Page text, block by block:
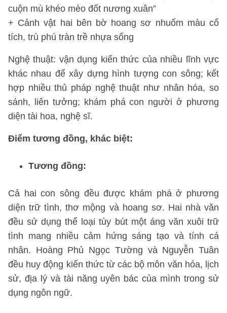
cuộn mù khéo mèo đốt nương xuân”
+ Cảnh vật hai bên bờ hoang sơ nhuốm màu cổ
tích, trù phú tràn trề nhựa sống
Nghệ thuật: vận dụng kiến thức của nhiều lĩnh vực
khác nhau để xây dựng hình tượng con sông; kết
hợp nhiều thủ pháp nghệ thuật như nhân hóa, so
sánh, liên tưởng; khám phá con người ở phương
diện tài hoa, nghệ sĩ.
Điểm tương đồng, khác biệt:
Tương đồng:
Cả hai con sông đều được khám phá ở phương
diện trữ tình, thơ mộng và hoang sơ. Hai nhà văn
đều sử dụng thể loại tùy bút một áng văn xuôi trữ
tình mang nhiều cảm hứng sáng tạo và tính cá
nhân. Hoàng Phủ Ngọc Tường và Nguyễn Tuân
đều huy động kiến thức từ các bộ môn văn hóa, lịch
sử, địa lý và tài năng uyên bác của mình trong sử
dụng ngôn ngữ.